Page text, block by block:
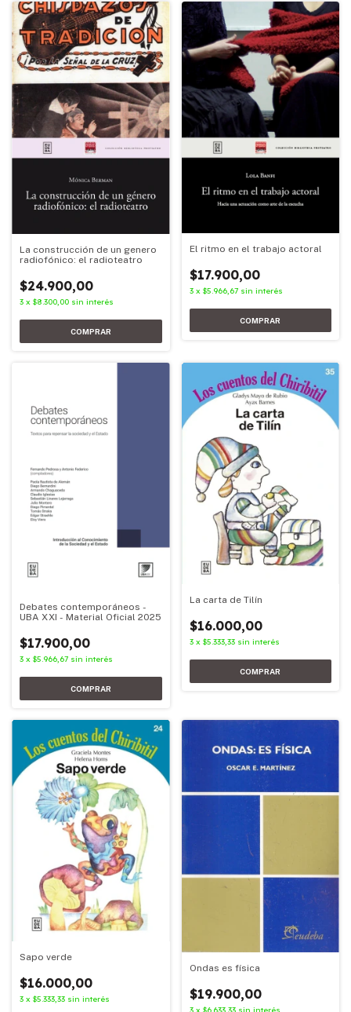
La construcción de un genero
radiofónico: el radioteatro
$24.900,00
3 x $8.300,00 sin interés
El ritmo en el trabajo actoral
$17.900,00
3 x $5.966,67 sin interés
Debates contemporáneos -
UBA XXI - Material Oficial 2025
$17.900,00
3 x $5.966,67 sin interés
La carta de Tilín
$16.000,00
3 x $5.333,33 sin interés
Sapo verde
$16.000,00
3 x $5.333,33 sin interés
Ondas es física
$19.900,00